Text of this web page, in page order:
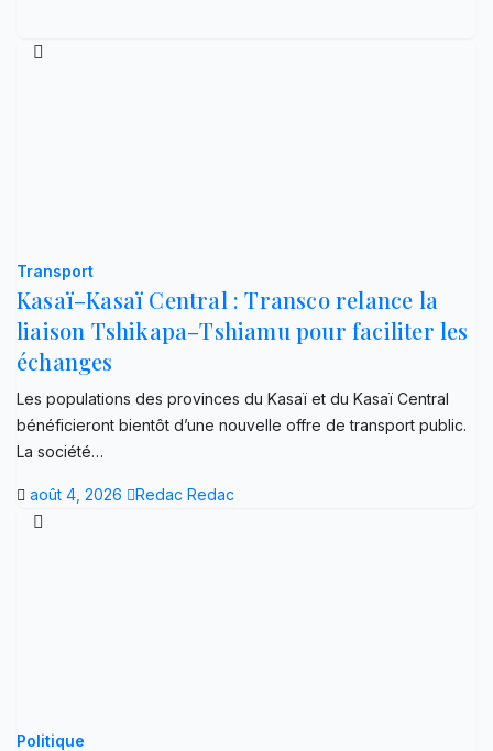
Transport
Kasaï–Kasaï Central : Transco relance la
liaison Tshikapa–Tshiamu pour faciliter les
échanges
Les populations des provinces du Kasaï et du Kasaï Central
bénéficieront bientôt d’une nouvelle offre de transport public.
La société…
août 4, 2026 Redac Redac
Politique